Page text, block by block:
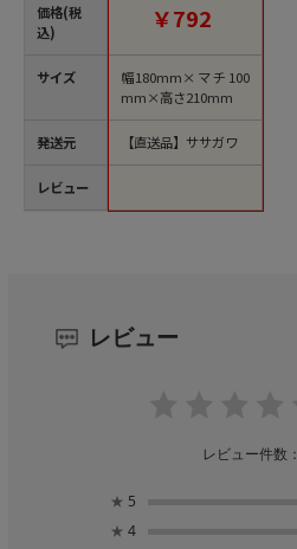
価格(税
込)
サイズ
発送元
レビュー
￥792
幅180mm×マチ100
mm×高さ210mm
【直送品】ササガワ
レビュー
レビュー件数
★ 5
★ 4